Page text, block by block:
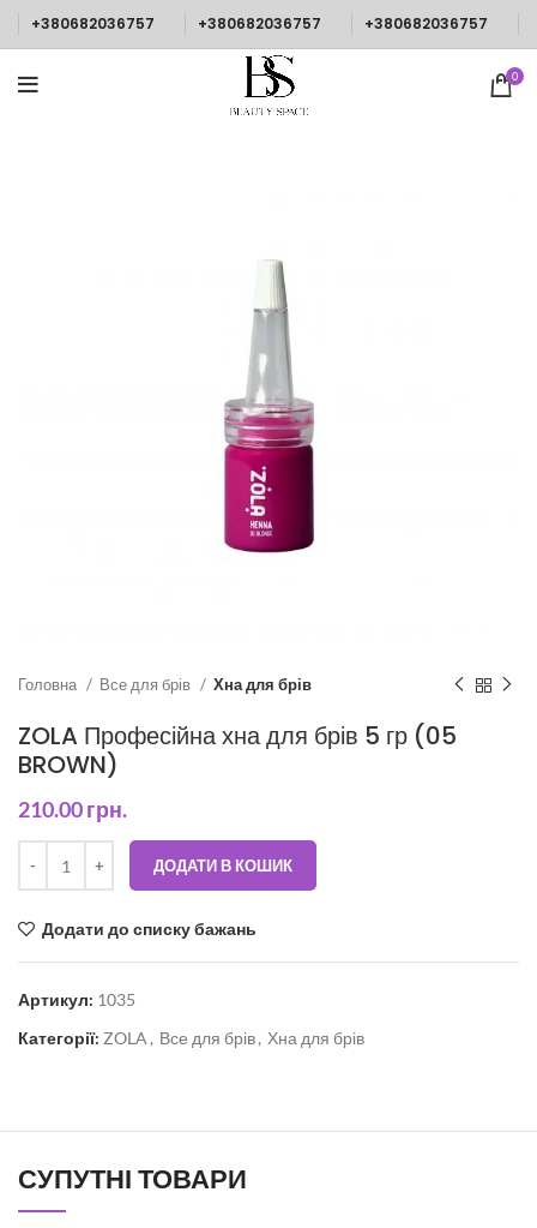
+380682036757 +380682036757 +380682036757
0
Головна Все для брів Хна для брів
ZOLA Професійна хна для брів 5 гр (05
BROWN)
210.00грн.
ДОДАТИ В КОШИК
Додати до списку бажань
Артикул: 1035
Категорії: ZOLA , Все для брів, Хна для брів
СУПУТНІ ТОВАРИ